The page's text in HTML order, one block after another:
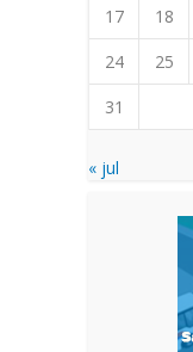
17
18
24
25
31
« jul